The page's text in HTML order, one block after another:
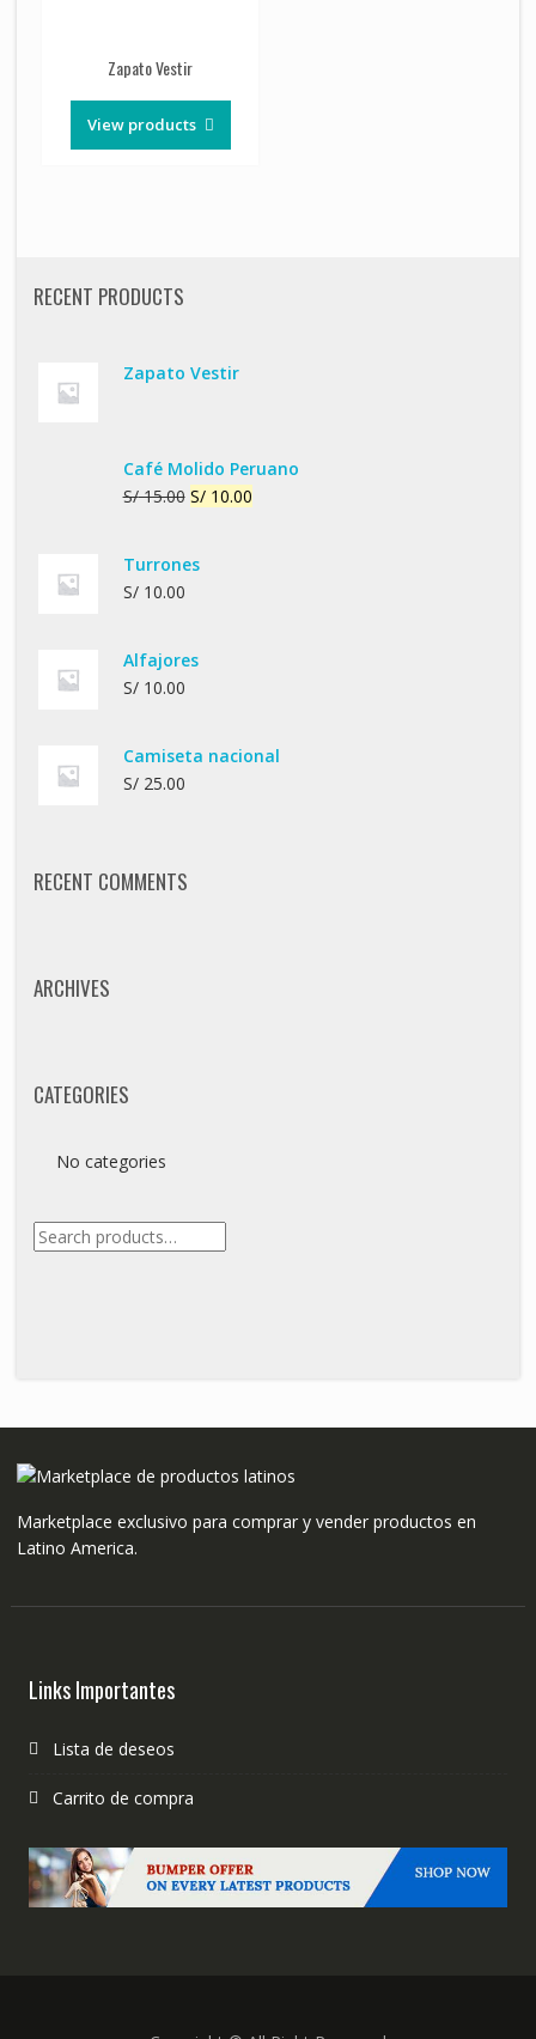
Zapato Vestir
View products
RECENT PRODUCTS
Zapato Vestir
Café Molido Peruano
S/15.00 S/10.00
Turrones
S/10.00
Alfajores
S/10.00
Camiseta nacional
S/25.00
RECENT COMMENTS
ARCHIVES
CATEGORIES
No categories
Marketplace exclusivo para comprar y vender productos en
Latino America.
Links Importantes
Lista de deseos
Carrito de compra